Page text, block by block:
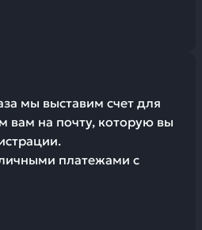
мы выставим счет для
вам на почту, которую вы
платежами с